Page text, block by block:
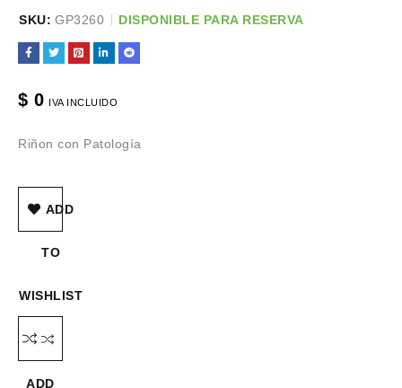
SKU: GP3260 DISPONIBLE PARA RESERVA
$ 0 IVA INCLUIDO
Riñon con Patología
ADD
TO
WISHLIST
ADD